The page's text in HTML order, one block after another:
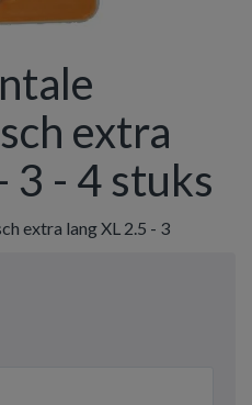
extra
3 - 4 stuks
extra lang XL 2.5 - 3